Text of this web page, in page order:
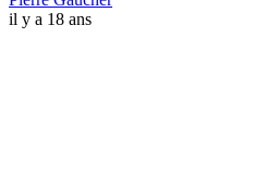
il y a 18 ans